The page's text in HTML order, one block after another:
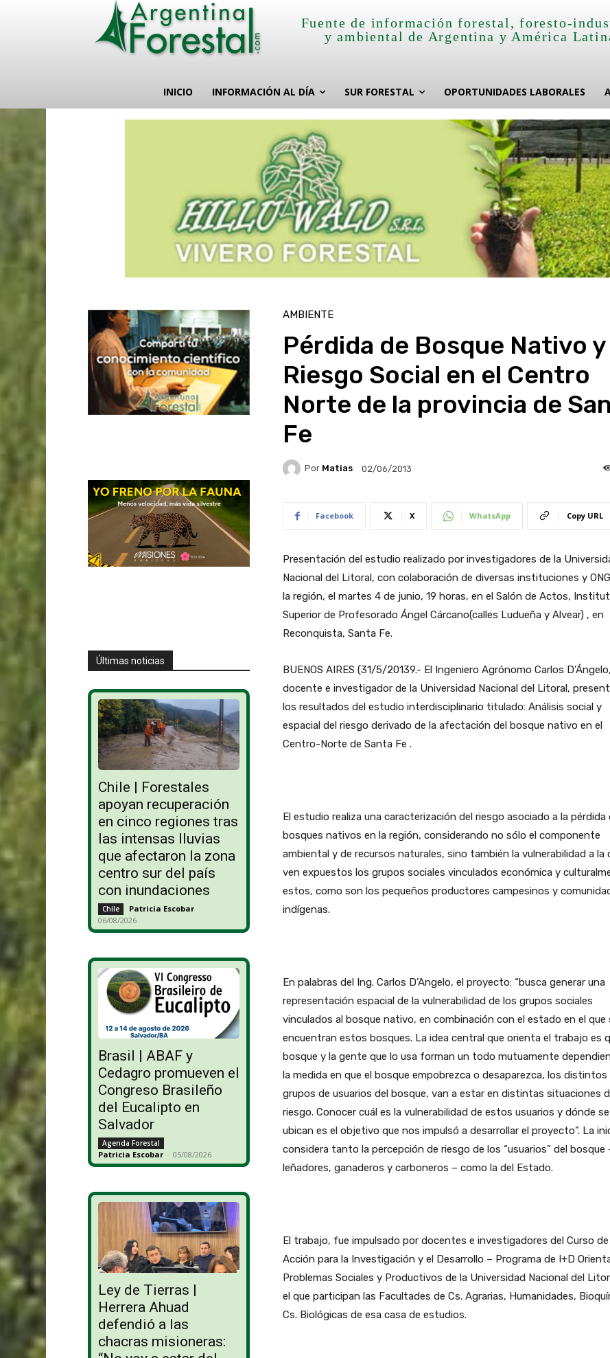
Fuente de información forestal, foresto-
y ambiental de Argentina y América
INICIO INFORMACIÓN AL DÍA SUR FORESTAL OPORTUNIDADES LABORALES
Últimas noticias
Chile | Forestales
apoyan recuperación
en cinco regiones tras
las intensas lluvias
que afectaron la zona
centro sur del país
con inundaciones
Chile Patricia Escobar -
06/08/2026
Brasil | ABAF y
Cedagro promueven el
Congreso Brasileño
del Eucalipto en
Salvador
Agenda Forestal
Patricia Escobar - 05/08/2026
Ley de Tierras |
Herrera Ahuad
defendió a las
chacras misioneras:
AMBIENTE
Pérdida de Bosque Nativo y
Riesgo Social en el Centro
Norte de la provincia de
Fe
Por Matias 02/06/2013
Facebook X WhatsApp Copy URL
Presentación del estudio realizado por investigadores de la
Nacional del Litoral, con colaboración de diversas instituciones y
la región, el martes 4 de junio, 19 horas, en el Salón de Actos,
Superior de Profesorado Ángel Cárcano(calles Ludueña y Alvear) , en
Reconquista, Santa Fe.
BUENOS AIRES (31/5/20139.- El Ingeniero Agrónomo Carlos D’Ángelo,
docente e investigador de la Universidad Nacional del Litoral,
los resultados del estudio interdisciplinario titulado: Análisis social y
espacial del riesgo derivado de la afectación del bosque nativo en el
Centro-Norte de Santa Fe .
El estudio realiza una caracterización del riesgo asociado a la pérdida
bosques nativos en la región, considerando no sólo el componente
ambiental y de recursos naturales, sino también la vulnerabilidad a la
ven expuestos los grupos sociales vinculados económica y
estos, como son los pequeños productores campesinos y
indígenas.
En palabras del Ing. Carlos D’Angelo, el proyecto: “busca generar una
representación espacial de la vulnerabilidad de los grupos sociales
vinculados al bosque nativo, en combinación con el estado en el que
encuentran estos bosques. La idea central que orienta el trabajo es
bosque y la gente que lo usa forman un todo mutuamente
la medida en que el bosque empobrezca o desaparezca, los distintos
grupos de usuarios del bosque, van a estar en distintas situaciones
riesgo. Conocer cuál es la vulnerabilidad de estos usuarios y dónde se
ubican es el objetivo que nos impulsó a desarrollar el proyecto”. La
considera tanto la percepción de riesgo de los “usuarios” del bosque
leñadores, ganaderos y carboneros – como la del Estado.
El trabajo, fue impulsado por docentes e investigadores del Curso de
Acción para la Investigación y el Desarrollo – Programa de I+D
Problemas Sociales y Productivos de la Universidad Nacional del
el que participan las Facultades de Cs. Agrarias, Humanidades,
Cs. Biológicas de esa casa de estudios.